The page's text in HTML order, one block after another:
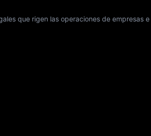
que rigen las operaciones de empresas